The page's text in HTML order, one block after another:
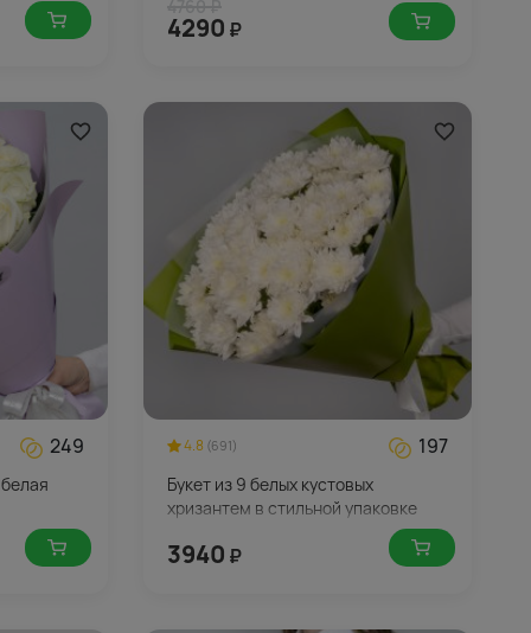
4290 ₽
249 4.8 (691) 197
Букет из 9 белых кустовых
хризантем в стильной упаковке
3940 ₽